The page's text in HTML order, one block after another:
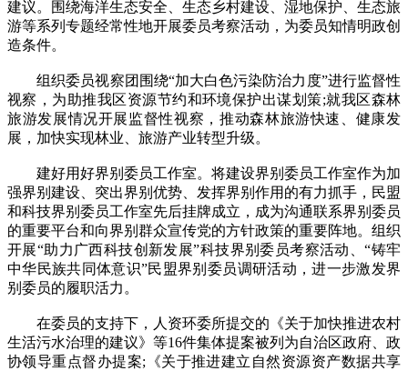
建议。围绕海洋生态安全、生态乡村建设、湿地保护、生态旅
游等系列专题经常性地开展委员考察活动，为委员知情明政创
造条件。
组织委员视察团围绕“加大白色污染防治力度”进行监督性
视察，为助推我区资源节约和环境保护出谋划策;就我区森林
旅游发展情况开展监督性视察，推动森林旅游快速、健康发
展，加快实现林业、旅游产业转型升级。
建好用好界别委员工作室。将建设界别委员工作室作为加
强界别建设、突出界别优势、发挥界别作用的有力抓手，民盟
和科技界别委员工作室先后挂牌成立，成为沟通联系界别委员
的重要平台和向界别群众宣传党的方针政策的重要阵地。组织
开展“助力广西科技创新发展”科技界别委员考察活动、“铸牢
中华民族共同体意识”民盟界别委员调研活动，进一步激发界
别委员的履职活力。
在委员的支持下，人资环委所提交的《关于加快推进农村
生活污水治理的建议》等16件集体提案被列为自治区政府、政
协领导重点督办提案;《关于推进建立自然资源资产数据共享